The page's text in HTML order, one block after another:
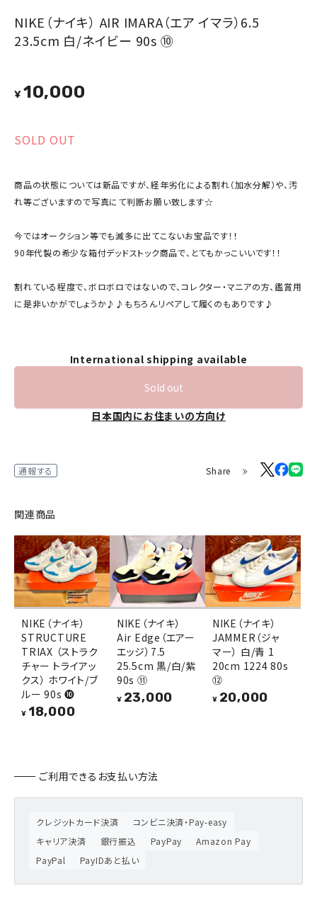
NIKE（ナイキ） AIR IMARA（エア イマラ）6.5
23.5cm 白/ネイビー 90s ⑩
¥10,000
SOLD OUT
商品の状態については新品ですが、経年劣化による割れ（加水分解）や、汚
れ等ございますので写真にて判断お願い致します☆
今ではオークション等でも滅多に出てこないお宝品です！！
90年代製の希少な箱付デッドストック商品で、とてもかっこいいです！！
割れている程度で、ボロボロではないので、コレクター・マニアの方、鑑賞用
に是非いかがでしょうか♪♪もちろんリペアして履くのもありです♪
International shipping available
Sold out
日本国内にお住まいの方向け
通報する Share
関連商品
NIKE（ナイキ）
STRUCTURE
TRIAX （ストラク
チャー トライアッ
クス） ホワイト/ブ
ルー 90s ❿
¥ 18,000
NIKE（ナイキ）
Air Edge（エアー
エッジ）7.5
25.5cm 黒/白/紫
90s ⑪
¥ 23,000
NIKE（ナイキ）
JAMMER（ジャ
マー） 白/青 1
20cm 1224 80s
⑫
¥ 20,000
ご利用できるお支払い方法
クレジットカード決済
コンビニ決済・Pay-easy
キャリア決済
銀行振込 PayPay
Amazon Pay
PayPal
PayIDあと払い